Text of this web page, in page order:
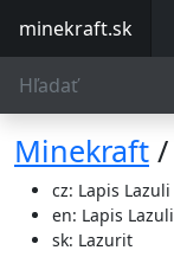
minekraft.sk
Minekraft /
cz: Lapis Lazuli
en: Lapis Lazuli
sk: Lazurit